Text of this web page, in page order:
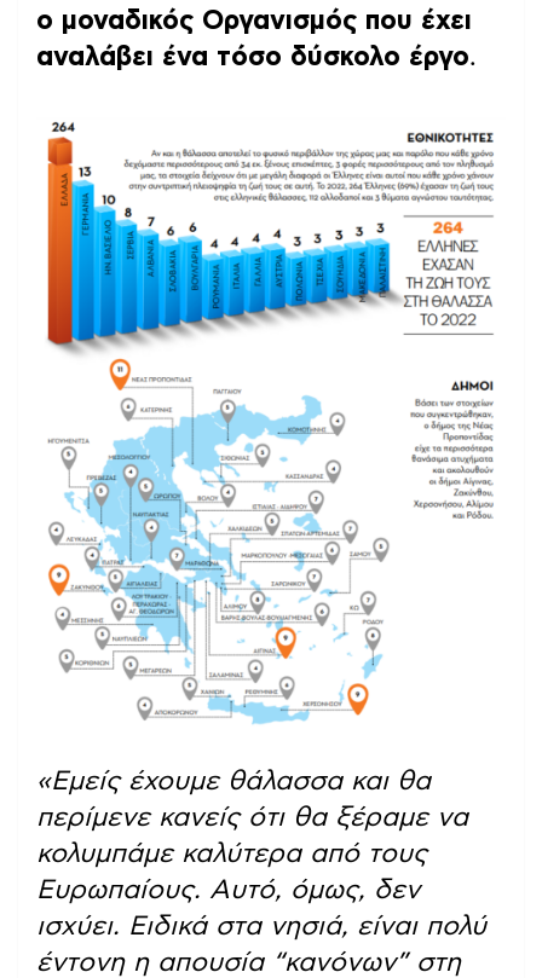
ο μοναδικός Οργανισμός που έχει
αναλάβει ένα τόσο δύσκολο έργο.
«Εμείς έχουμε θάλασσα και θα
περίμενε κανείς ότι θα ξέραμε να
κολυμπάμε καλύτερα από τους
Ευρωπαίους. Αυτό, όμως, δεν
ισχύει. Ειδικά στα νησιά, είναι πολύ
έντονη η απουσία “κανόνων” στη